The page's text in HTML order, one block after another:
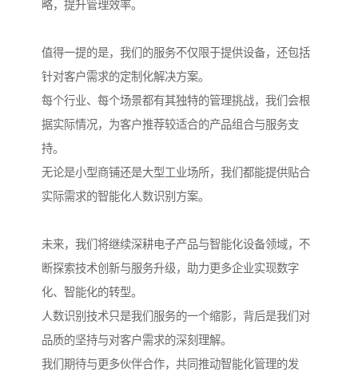
略，提升管理效率。
值得一提的是，我们的服务不仅限于提供设备，还包括
针对客户需求的定制化解决方案。
每个行业、每个场景都有其独特的管理挑战，我们会根
据实际情况，为客户推荐较适合的产品组合与服务支
持。
无论是小型商铺还是大型工业场所，我们都能提供贴合
实际需求的智能化人数识别方案。
未来，我们将继续深耕电子产品与智能化设备领域，不
断探索技术创新与服务升级，助力更多企业实现数字
化、智能化的转型。
人数识别技术只是我们服务的一个缩影，背后是我们对
品质的坚持与对客户需求的深刻理解。
我们期待与更多伙伴合作，共同推动智能化管理的发